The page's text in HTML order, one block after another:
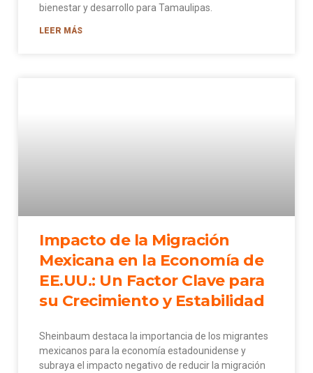
bienestar y desarrollo para Tamaulipas.
LEER MÁS
Impacto de la Migración
Mexicana en la Economía de
EE.UU.: Un Factor Clave para
su Crecimiento y Estabilidad
Sheinbaum destaca la importancia de los migrantes
mexicanos para la economía estadounidense y
subraya el impacto negativo de reducir la migración